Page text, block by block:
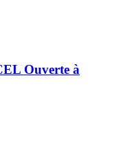
Ouverte à